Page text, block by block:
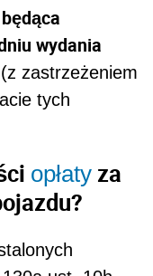
wydania
(z zastrzeżeniem
tych
opłaty za